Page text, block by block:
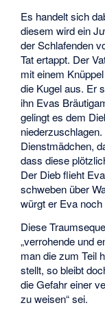
Es handelt sich
diesem wird ein
der Schlafenden
Tat ertappt. Der
mit einem
die Kugel aus. Er
ihn Evas
gelingt es dem
Dienstmädchen,
dass diese
Der Dieb flieht
schweben über
würgt er Eva noch
Diese
„verrohende und
man die zum Teil
stellt, so bleibt
die Gefahr einer
zu weisen“ sei.